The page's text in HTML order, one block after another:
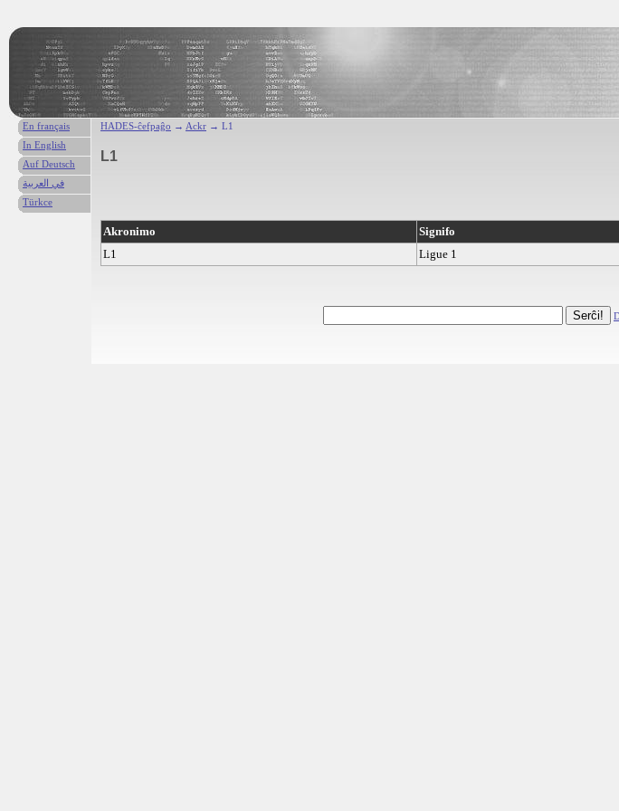
HADES-ĉefpaĝo → Ackr → L1
L1
Akronimo Signifo
L1
Ligue 1
En français
In English
Auf Deutsch
في العربية
Türkce